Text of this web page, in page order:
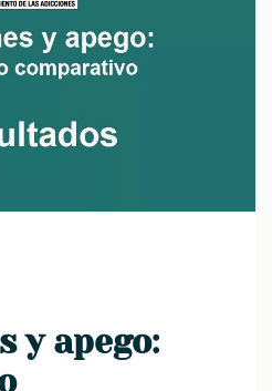
y apego: